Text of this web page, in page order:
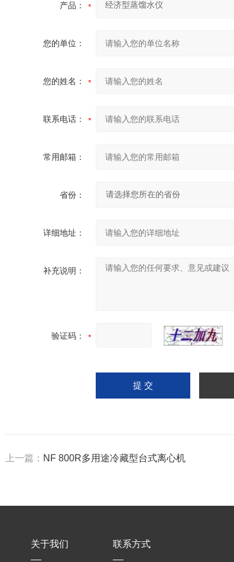
产品：
您的单位：
您的姓名：
联系电话：
常用邮箱：
省份：
详细地址：
补充说明：
验证码：
上一篇： NF 800R多用途冷藏型台式离心机
关于我们 联系方式